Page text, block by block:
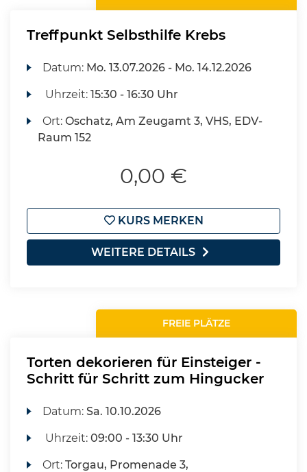
Treffpunkt Selbsthilfe Krebs
Datum: Mo. 13.07.2026 - Mo. 14.12.2026
Uhrzeit:15:30 - 16:30 Uhr
Ort:Oschatz, Am Zeugamt 3, VHS, EDV-
Raum 152
0,00 €
KURS MERKEN
WEITERE DETAILS
FREIE PLÄTZE
Torten dekorieren für Einsteiger -
Schritt für Schritt zum Hingucker
Datum:Sa. 10.10.2026
Uhrzeit:09:00 - 13:30 Uhr
Ort:Torgau, Promenade 3,